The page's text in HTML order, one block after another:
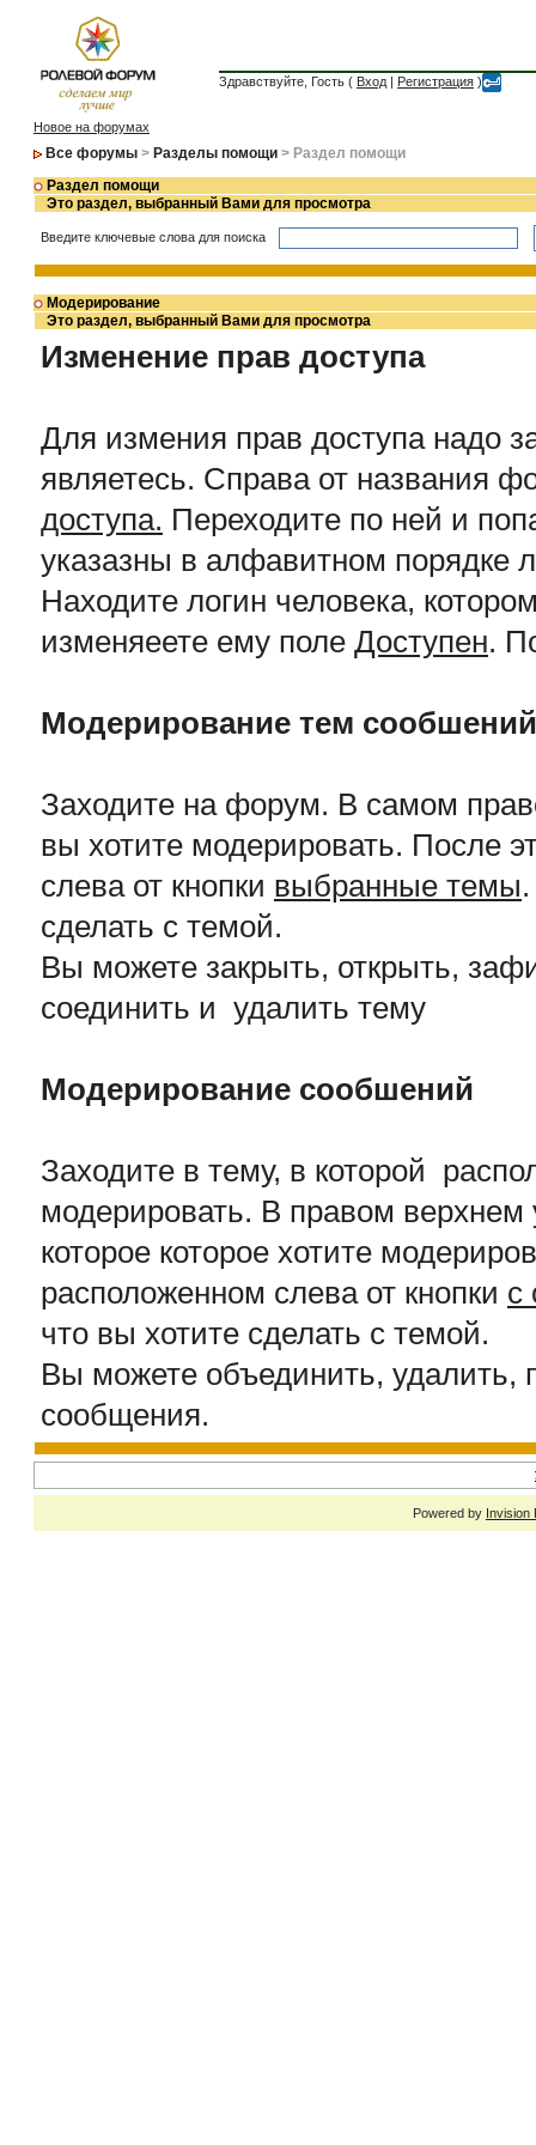
Здравствуйте, Гость ( Вход | Регистрация )
Новое на форумах
Все форумы > Разделы помощи > Раздел помощи
Раздел помощи
Это раздел, выбранный Вами для просмотра
Введите ключевые слова для поиска
Модерирование
Это раздел, выбранный Вами для просмотра
Изменение прав доступа
Для измения прав доступа надо
являетесь. Справа от названия
доступа. Переходите по ней и
указазны в алфавитном порядке
Находите логин человека,
изменяеете ему поле Доступен.
Модерирование тем сообшений
Заходите на форум. В самом
вы хотите модерировать. После
слева от кнопки выбранные темы
сделать с темой.
Вы можете закрыть, открыть,
соединить и удалить тему
Модерирование сообшений
Заходите в тему, в которой
модерировать. В правом
которое которое хотите
расположенном слева от кнопки c
что вы хотите сделать с темой.
Вы можете объединить, удалить,
сообщения.
Powered by Invision